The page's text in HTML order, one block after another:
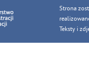
Strona
Teksty i